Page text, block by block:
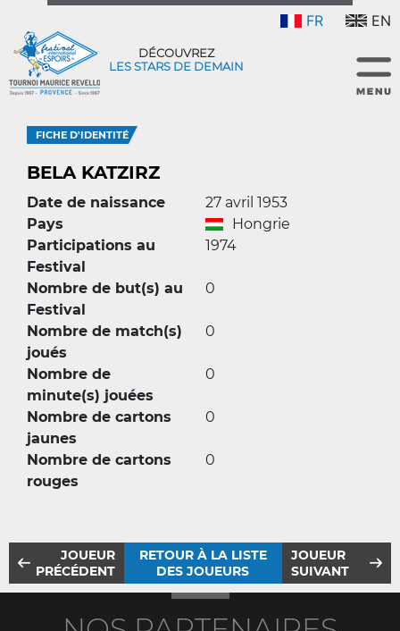
FR EN
DÉCOUVREZ
LES STARS DE DEMAIN
FICHE D'IDENTITÉ
BELA KATZIRZ
Date de naissance
27 avril 1953
Pays
Hongrie
Participations au
Festival
1974
Nombre de but(s) au
Festival
0
Nombre de match(s)
joués
0
Nombre de
minute(s) jouées
0
Nombre de cartons
jaunes
0
Nombre de cartons
rouges
0
JOUEUR
PRÉCÉDENT
RETOUR À LA LISTE
DES JOUEURS
JOUEUR
SUIVANT